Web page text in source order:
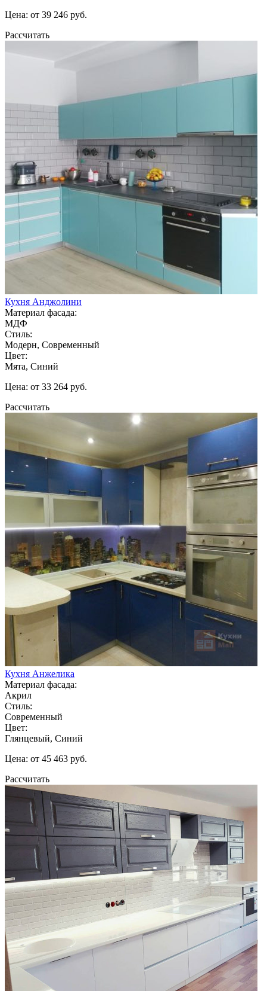
Цена: от 39 246 руб.
Рассчитать
Кухня Анджолини
Материал фасада:
МДФ
Стиль:
Модерн, Современный
Цвет:
Мята, Синий
Цена: от 33 264 руб.
Рассчитать
Кухня Анжелика
Материал фасада:
Акрил
Стиль:
Современный
Цвет:
Глянцевый, Синий
Цена: от 45 463 руб.
Рассчитать